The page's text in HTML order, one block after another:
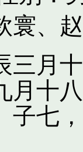
寰、
三月
月十
子七